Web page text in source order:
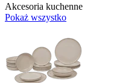
Akcesoria kuchenne
Pokaż wszystko